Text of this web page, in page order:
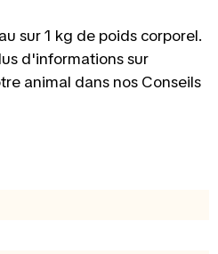
sur 1 kg de poids corporel.
d'informations sur
animal dans nos Conseils